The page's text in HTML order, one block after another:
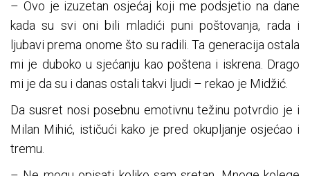
– Ovo je izuzetan osjećaj koji me podsjetio na dane
kada su svi oni bili mladići puni poštovanja, rada i
ljubavi prema onome što su radili. Ta generacija ostala
mi je duboko u sjećanju kao poštena i iskrena. Drago
mi je da su i danas ostali takvi ljudi – rekao je Midžić.
Da susret nosi posebnu emotivnu težinu potvrdio je i
Milan Mihić, ističući kako je pred okupljanje osjećao i
tremu.